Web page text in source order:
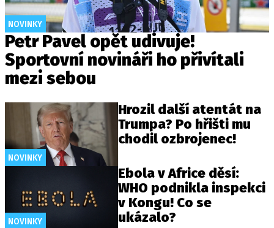
NOVINKY
Petr Pavel opět udivuje!
Sportovní novináři ho přivítali
mezi sebou
NOVINKY
Hrozil další atentát na
Trumpa? Po hřišti mu
chodil ozbrojenec!
NOVINKY
Ebola v Africe děsí:
WHO podnikla inspekci
v Kongu! Co se
ukázalo?